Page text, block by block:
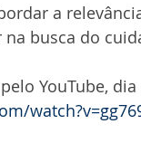
a
busca do
YouTube,